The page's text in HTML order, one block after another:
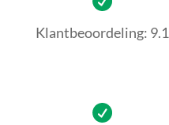
Klantbeoordeling: 9.1